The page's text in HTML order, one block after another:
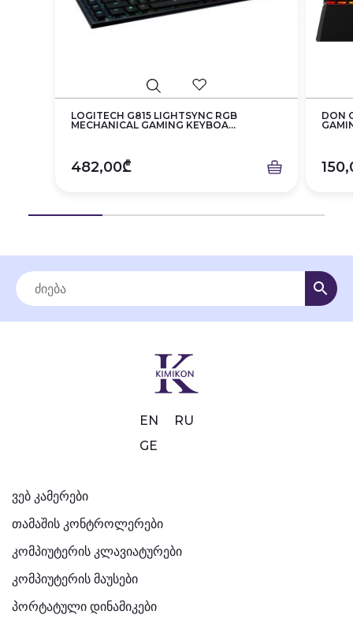
LOGITECH G815 LIGHTSYNC RGB
MECHANICAL GAMING KEYBOA...
482,00₾
DON
ვებ კამერები
თამაშის კონტროლერები
კომპიუტერის კლავიატურები
კომპიუტერის მაუსები
EN
RU
GE
პორტატული დინამიკები